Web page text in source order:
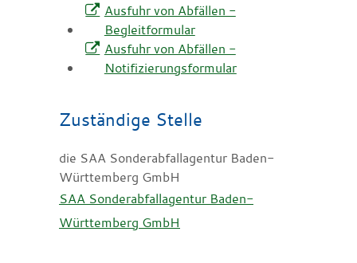
Ausfuhr von Abfällen -
Begleitformular
Ausfuhr von Abfällen -
Notifizierungsformular
Zuständige Stelle
die SAA Sonderabfallagentur Baden-
Württemberg GmbH
SAA Sonderabfallagentur Baden-
Württemberg GmbH